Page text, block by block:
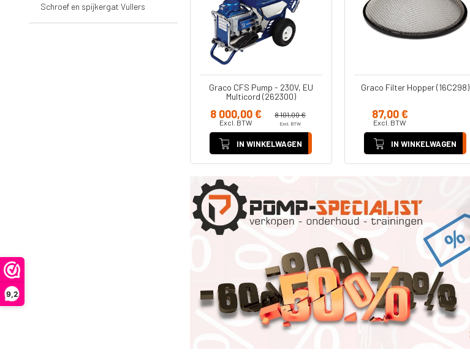
9,2
Pomp Cylinders
Reparatie Set
Onderpompen
Accessoires
Koppelingen -
Adapters -
Diversen
Jetroller
Verlengstukken
Schroef en spijkergat Vullers
Graco CFS Pump - 230V, EU
Multicord (262300)
8 000,00 €
Excl. BTW
8 101,00 €
Excl. BTW
IN WINKELWAGEN
Graco Filter Hopper (16C298)
87,00 €
Excl. BTW
IN WINKELWAGEN